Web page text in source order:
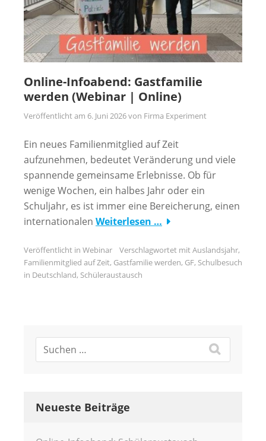
Online-Infoabend: Gastfamilie
werden (Webinar | Online)
Veröffentlicht am 6. Juni 2026von Firma Experiment
Ein neues Familienmitglied auf Zeit
aufzunehmen, bedeutet Veränderung und viele
spannende gemeinsame Erlebnisse. Ob für
wenige Wochen, ein halbes Jahr oder ein
Schuljahr, es ist immer eine Bereicherung, einen
internationalen Weiterlesen …
Veröffentlicht in Webinar Verschlagwortet mitAuslandsjahr,
Familienmitglied auf Zeit, Gastfamilie werden, GF, Schulbesuch
in Deutschland, Schüleraustausch
Neueste Beiträge